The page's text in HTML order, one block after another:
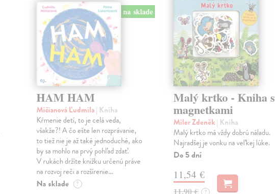
na sklade
HAM HAM
Mičianová Ľudmila| Kniha
Kŕmenie detí, to je celá veda,
všakže?! A čo ešte len rozprávanie,
to tiež nie je až také jednoduché, ako
by sa mohlo na prvý pohľad zdať.
V rukách držíte knižku určenú práve
na rozvoj reči a rozšírenie…
Na sklade ?
Malý krtko - Kniha s
magnetkami
Miler Zdeněk| Kniha
Malý krtko má vždy dobrú náladu.
Najradšej je vonku na veľkej lúke.
Do 5 dní
11,54 €
11,90 € ?